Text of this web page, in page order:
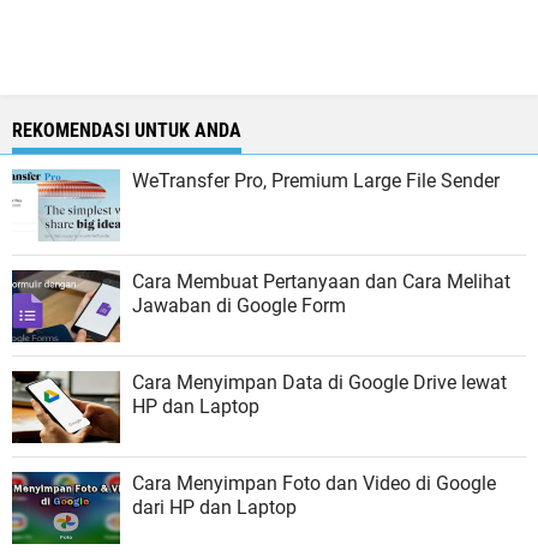
REKOMENDASI UNTUK ANDA
WeTransfer Pro, Premium Large File Sender
Cara Membuat Pertanyaan dan Cara Melihat
Jawaban di Google Form
Cara Menyimpan Data di Google Drive lewat
HP dan Laptop
Cara Menyimpan Foto dan Video di Google
dari HP dan Laptop